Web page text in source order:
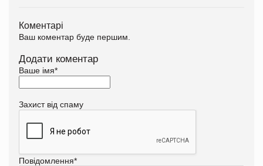
Коментарі
Ваш коментар буде першим.
Додати коментар
Ваше імя*
Захист від спаму
Повідомлення*